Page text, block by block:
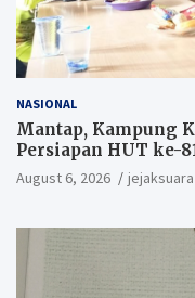
NASIONAL
Mantap, Kampung
Persiapan HUT ke-
Berkesempatan
August 6, 2026